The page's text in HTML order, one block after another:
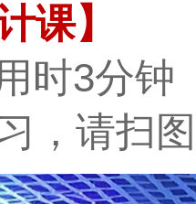
课】
时3分钟
， 请扫